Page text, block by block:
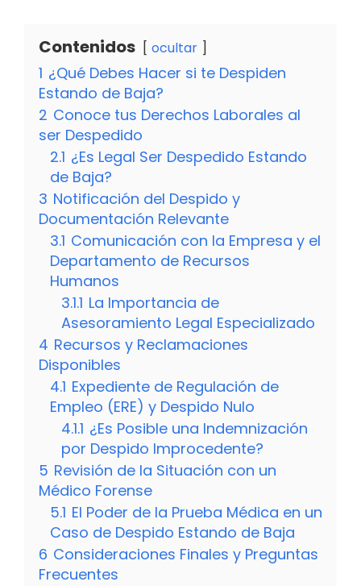
Contenidos ocultar
1 ¿Qué Debes Hacer si te Despiden
Estando de Baja?
2 Conoce tus Derechos Laborales al
ser Despedido
2.1 ¿Es Legal Ser Despedido Estando
de Baja?
3 Notificación del Despido y
Documentación Relevante
3.1 Comunicación con la Empresa y el
Departamento de Recursos
Humanos
3.1.1 La Importancia de
Asesoramiento Legal Especializado
4 Recursos y Reclamaciones
Disponibles
4.1 Expediente de Regulación de
Empleo (ERE) y Despido Nulo
4.1.1 ¿Es Posible una Indemnización
por Despido Improcedente?
5 Revisión de la Situación con un
Médico Forense
5.1 El Poder de la Prueba Médica en un
Caso de Despido Estando de Baja
6 Consideraciones Finales y Preguntas
Frecuentes